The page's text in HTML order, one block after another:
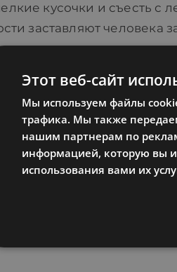
кусочки и съесть с
заставляют
этого курса
быстрее пьет
быстро и
систему
перед
например, овощное,
два вида.
Голодание
Этот веб-сайт
Мы используем файлы
трафика. Мы также
нашим партнерам по
информацией, которую вы
использования вами их